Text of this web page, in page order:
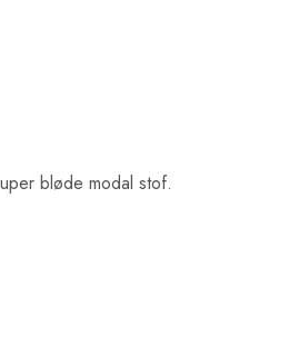
bløde modal stof.